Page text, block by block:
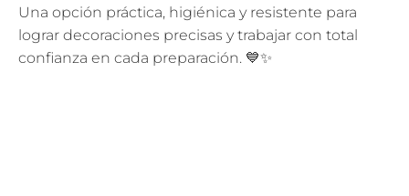
Una opción práctica, higiénica y resistente para
lograr decoraciones precisas y trabajar con total
confianza en cada preparación. 💙✨